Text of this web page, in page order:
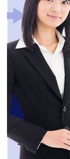
再生型
再生型
まとめ